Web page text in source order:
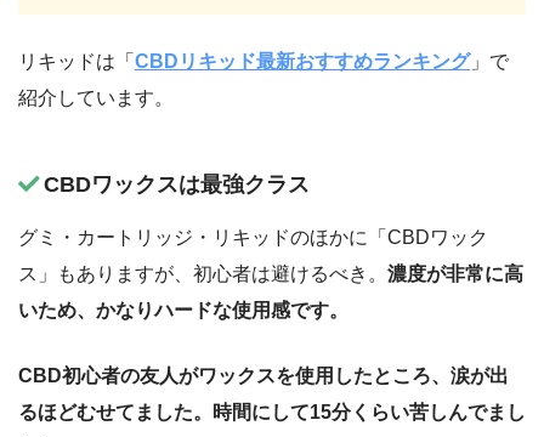
リキッドは「 CBDリキッド最新おすすめランキング」で
紹介しています。
CBDワックスは最強クラス
グミ・カートリッジ・リキッドのほかに「CBDワック
ス」もありますが、初心者は避けるべき。 濃度が非常に高
いため、かなりハードな使用感です。
CBD初心者の友人がワックスを使用したところ、涙が出
るほどむせてました。時間にして15分くらい苦しんでまし